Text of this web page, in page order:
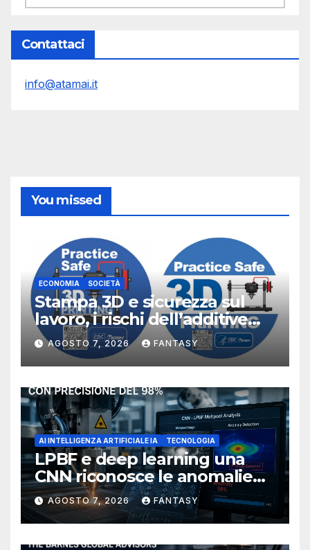
Contattaci
info@atamai.it
You missed
ECONOMIA SOCIETÀ
Stampa 3D e sicurezza sul
lavoro, i rischi dell’additive
manufacturing secondo
NIOSH
AGOSTO 7, 2026 FANTASY
AI INTELLIGENZA ARTIFICIALE IA TECNOLOGIA
LPBF e deep learning una
CNN riconosce le anomalie
del bagno di fusione
AGOSTO 7, 2026 FANTASY